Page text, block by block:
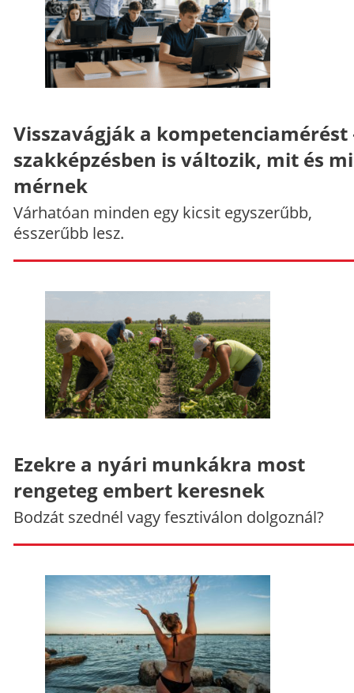
Visszavágják a kompetenciamérést
szakképzésben is változik, mit és
mérnek
Várhatóan minden egy kicsit egyszerűbb,
ésszerűbb lesz.
Ezekre a nyári munkákra most
rengeteg embert keresnek
Bodzát szednél vagy fesztiválon dolgoznál?